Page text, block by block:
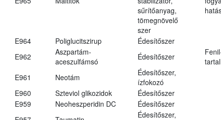
sűrítőanyag,
tömegnövelő
szer
E964 Poliglucitszirup
Édesítőszer
E962
Aszpartám-
aceszulfámsó
Édesítőszer
E961
Neotám
Édesítőszer,
ízfokozó
E960
Szteviol glikozidok
Édesítőszer
E959
Neoheszperidin DC
Édesítőszer
Édesítőszer,